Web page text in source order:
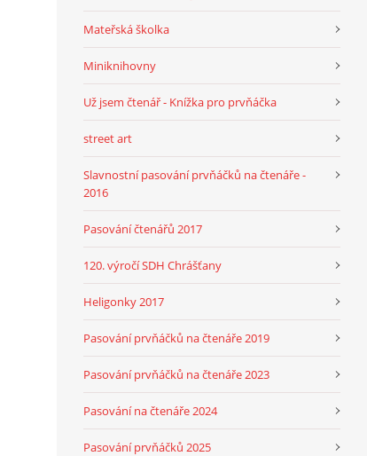
Mateřská školka
Miniknihovny
Už jsem čtenář - Knížka pro prvňáčka
street art
Slavnostní pasování prvňáčků na čtenáře -
2016
Pasování čtenářů 2017
120. výročí SDH Chrášťany
Heligonky 2017
Pasování prvňáčků na čtenáře 2019
Pasování prvňáčků na čtenáře 2023
Pasování na čtenáře 2024
Pasování prvňáčků 2025